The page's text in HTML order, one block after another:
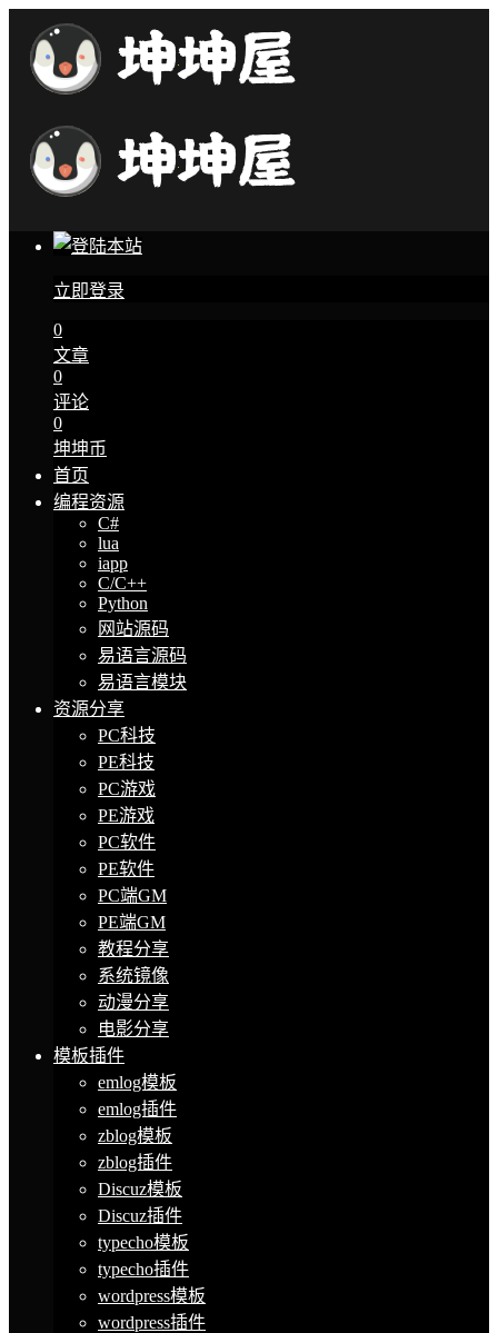
立即登录
0
文章
0
评论
0
坤坤币
首页
编程资源
C#
lua
iapp
C/C++
Python
网站源码
易语言源码
易语言模块
资源分享
PC科技
PE科技
PC游戏
PE游戏
PC软件
PE软件
PC端GM
PE端GM
教程分享
系统镜像
动漫分享
电影分享
模板插件
emlog模板
emlog插件
zblog模板
zblog插件
Discuz模板
Discuz插件
typecho模板
typecho插件
wordpress模板
wordpress插件